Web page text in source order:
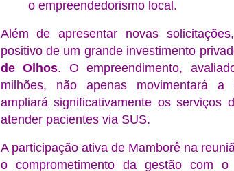
o empreendedorismo local.
Além de apresentar novas
positivo de um grande investimento
de Olhos. O empreendimento,
milhões, não apenas movimentará a
ampliará significativamente os
atender pacientes via SUS.
A participação ativa de Mamborê na
o comprometimento da gestão com